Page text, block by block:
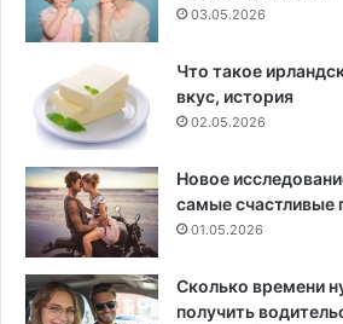
03.05.2026
Что такое
вкус, история
02.05.2026
Новое
самые счастливые
01.05.2026
Сколько времени
получить